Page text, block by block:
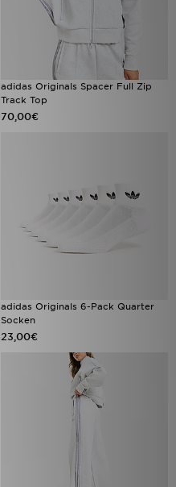
adidas Originals Spacer Full Zip
Track Top
70,00€
adidas Originals 6-Pack Quarter
Socken
23,00€